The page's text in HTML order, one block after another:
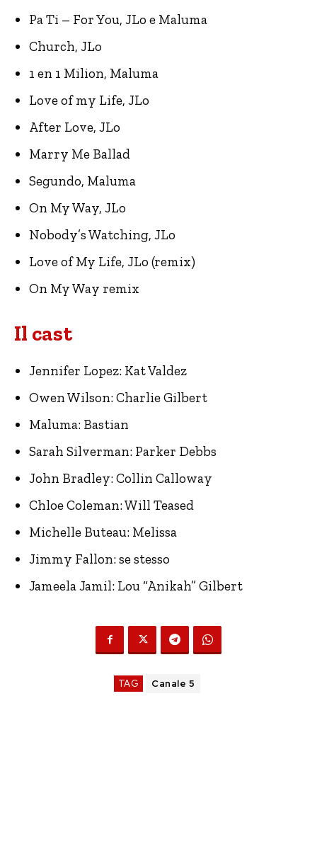
Pa Ti – For You, JLo e Maluma
Church, JLo
1 en 1 Milion, Maluma
Love of my Life, JLo
After Love, JLo
Marry Me Ballad
Segundo, Maluma
On My Way, JLo
Nobody’s Watching, JLo
Love of My Life, JLo (remix)
On My Way remix
Il cast
Jennifer Lopez: Kat Valdez
Owen Wilson: Charlie Gilbert
Maluma: Bastian
Sarah Silverman: Parker Debbs
John Bradley: Collin Calloway
Chloe Coleman: Will Teased
Michelle Buteau: Melissa
Jimmy Fallon: se stesso
Jameela Jamil: Lou “Anikah” Gilbert
TAG Canale 5